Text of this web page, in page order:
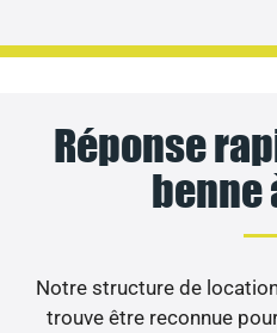
Réponse
benne
Notre structure de
trouve être reconnue